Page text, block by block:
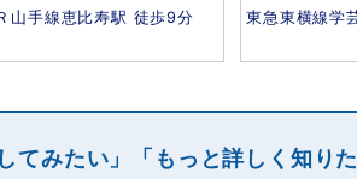
山手線恵比寿駅 徒歩9分 東急東横線学
てみたい」「もっと詳しく知り